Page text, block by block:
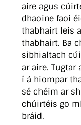
aire agus
dhaoine faoi
thabhairt leis
thabhairt. Ba
sibhialtach
ar aire. Tugtar
í á hiompar
sé chéim ar
chúirtéis go
bráid.